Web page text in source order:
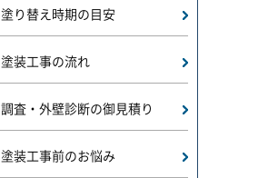
塗り替え時期の目安
塗装工事の流れ
調査・外壁診断の御見積り
塗装工事前のお悩み